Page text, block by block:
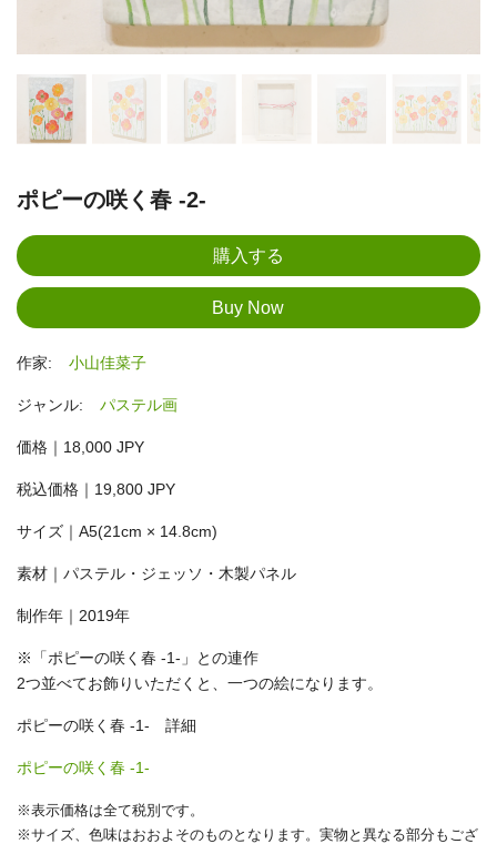
ポピーの咲く春 -2-
作家: 小山佳菜子
ジャンル: パステル画
価格｜18,000 JPY
税込価格｜19,800 JPY
サイズ｜A5(21cm × 14.8cm)
素材｜パステル・ジェッソ・木製パネル
制作年｜2019年
※「ポピーの咲く春 -1-」との連作
2つ並べてお飾りいただくと、一つの絵になります。
ポピーの咲く春 -1- 詳細
ポピーの咲く春 -1-
※表示価格は全て税別です。
※サイズ、色味はおおよそのものとなります。実物と異なる部分もござ